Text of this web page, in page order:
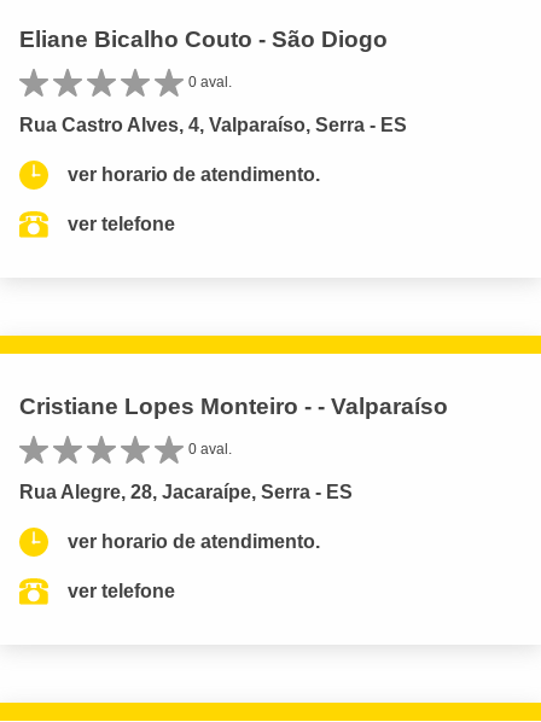
Eliane Bicalho Couto - São Diogo
0 aval.
Rua Castro Alves, 4, Valparaíso, Serra - ES
ver horario de atendimento.
ver telefone
Cristiane Lopes Monteiro - - Valparaíso
0 aval.
Rua Alegre, 28, Jacaraípe, Serra - ES
ver horario de atendimento.
ver telefone